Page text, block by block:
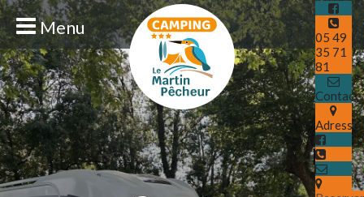
Menu
05 49
35 71
81
Contact
Adresse